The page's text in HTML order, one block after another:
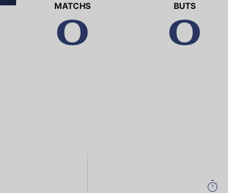
MATCHS
0
BUTS
0